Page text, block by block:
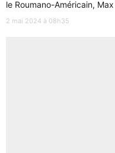
le Roumano-Américain,
2 mai 2024 à 08h35